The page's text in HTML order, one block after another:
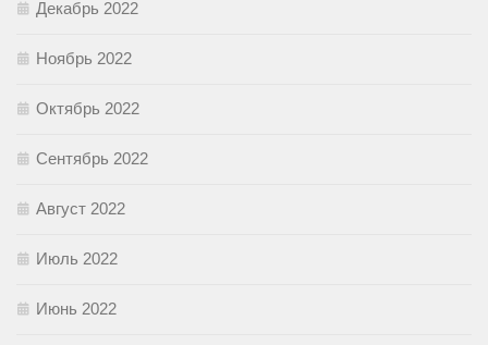
Декабрь 2022
Ноябрь 2022
Октябрь 2022
Сентябрь 2022
Август 2022
Июль 2022
Июнь 2022